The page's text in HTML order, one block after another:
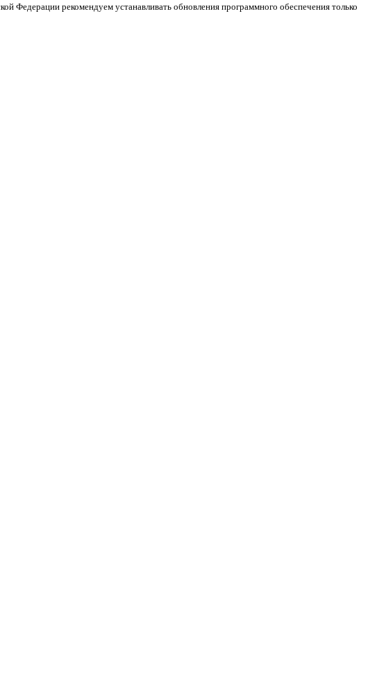
Федерации рекомендуем устанавливать обновления программного обеспечения только